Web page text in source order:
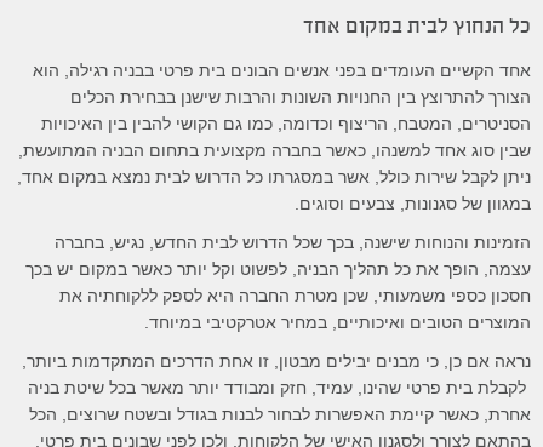
כל הנחוץ לבית במקום אחד
אחד הקשיים העומדים בפני אנשים הבונים בית פרטי בבניה רגילה, הוא
הצורך להתרוצץ בין החנויות השונות והרבות שישנן בבחירת הכלים
הסניטרים, המטבח, הריצוף וכדומה, כמו גם הקושי להבין בין האיכויות
שבין סוג אחד למשנהו, כאשר בחברה מקצועית בתחום הבניה המתועשת,
ניתן לקבל שירות כולל, אשר במסגרתו כל הדרוש לבית נמצא במקום אחד,
במגוון של סגנונות, צבעים וסוגים.
הזמינות והנוחות שישנה, בכך שכל הדרוש לבית החדש, נגיש, בחברה
עצמה, הופך את כל תהליך הבניה, לפשוט וקל יותר כאשר במקום יש בכך
חסכון כספי משמעותי, שכן מטרת החברה היא לספק ללקוחתיה את
המוצרים הטובים ואיכותיים, במחיר אטרקטיבי במיוחד.
נראה אם כן, כי מבנים יבילים מבטון, זו אחת הדרכים המתקדמות ביותר,
לקבלת בית פרטי שהינו, עמיד, חזק ומבודד יותר מאשר בכל שיטת בניה
אחרת, כאשר קיימת האפשרות לבחור לבנות בגודל ובשטח שרוצים, הכל
בהתאם לצורך ולסגנון האישי של הלקוחות, ולכן לפני שבונים בית פרטי,